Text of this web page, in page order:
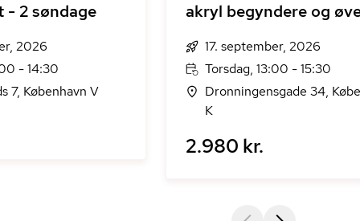
- 2 søndage
2026
- 14:30
7, København V
akryl begyndere og
17. september, 2026
Torsdag, 13:00 - 15:30
Dronningensgade 34,
K
2.980 kr.